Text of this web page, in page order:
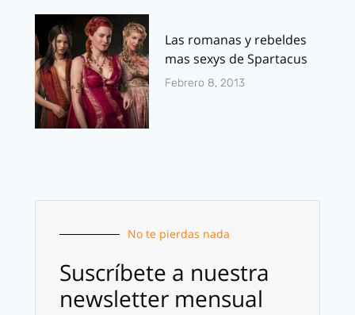
Las romanas y rebeldes
mas sexys de Spartacus
Febrero 8, 2013
No te pierdas nada
Suscríbete a nuestra
newsletter mensual